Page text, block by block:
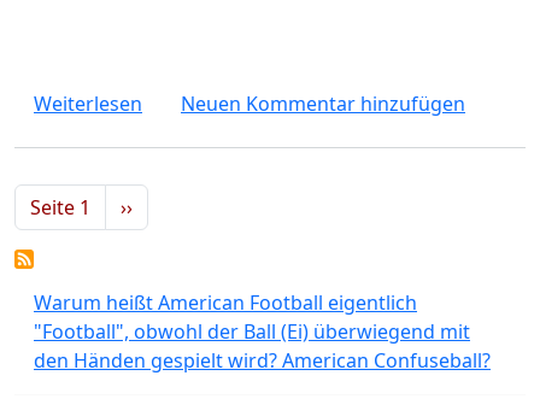
Weiterlesen über Warum "bleiben" nimmt "sein",
Neuen Kommentar hinzufügen
Seitennummerierung
Seite 1 Nächste Seite
››
Warum heißt American Football eigentlich
"Football", obwohl der Ball (Ei) überwiegend mit
den Händen gespielt wird? American Confuseball?